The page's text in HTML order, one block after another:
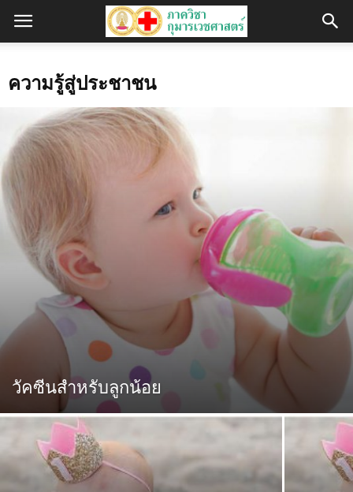
ความรู้สู่ประชาชน
วัคซีนสำหรับลูกน้อย